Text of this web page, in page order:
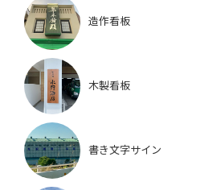
造作看板
木製看板
書き文字サイン